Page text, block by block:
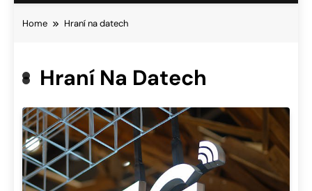
Home Hraní na datech
Hraní Na Datech